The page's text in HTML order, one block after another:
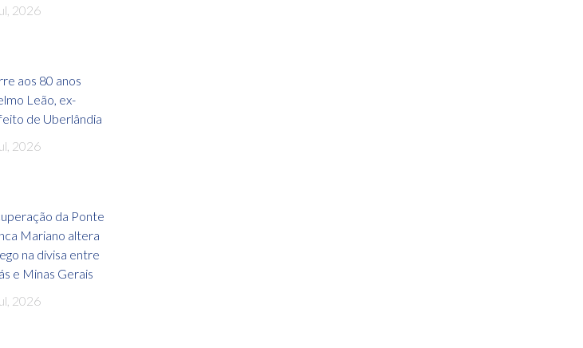
2026
aos 80 anos
Leão, ex-
de Uberlândia
2026
da Ponte
Mariano altera
na divisa entre
e Minas Gerais
2026